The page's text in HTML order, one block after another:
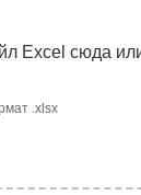
Excel сюда
.xlsx